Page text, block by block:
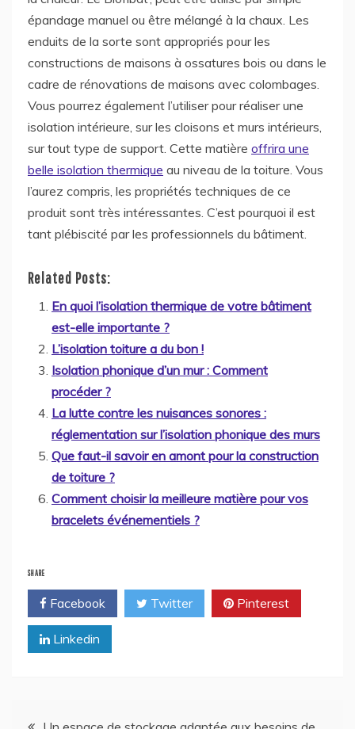
épandage manuel ou être mélangé à la chaux. Les
enduits de la sorte sont appropriés pour les
constructions de maisons à ossatures bois ou dans le
cadre de rénovations de maisons avec colombages.
Vous pourrez également l’utiliser pour réaliser une
isolation intérieure, sur les cloisons et murs intérieurs,
sur tout type de support. Cette matière offrira une
belle isolation thermique au niveau de la toiture. Vous
l’aurez compris, les propriétés techniques de ce
produit sont très intéressantes. C’est pourquoi il est
tant plébiscité par les professionnels du bâtiment.
Related Posts:
En quoi l’isolation thermique de votre bâtiment
est-elle importante ?
L’isolation toiture a du bon !
Isolation phonique d’un mur : Comment
procéder ?
La lutte contre les nuisances sonores :
réglementation sur l’isolation phonique des murs
Que faut-il savoir en amont pour la construction
de toiture ?
Comment choisir la meilleure matière pour vos
bracelets événementiels ?
SHARE
Facebook Twitter Pinterest
Linkedin
Navigation